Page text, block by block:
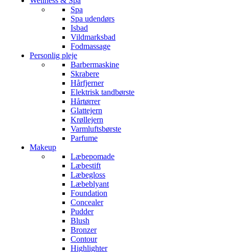
Spa
Spa udendørs
Isbad
Vildmarksbad
Fodmassage
Personlig pleje
Barbermaskine
Skrabere
Hårfjerner
Elektrisk tandbørste
Hårtørrer
Glattejern
Krøllejern
Varmluftsbørste
Parfume
Makeup
Læbepomade
Læbestift
Læbegloss
Læbeblyant
Foundation
Concealer
Pudder
Blush
Bronzer
Contour
Highlighter